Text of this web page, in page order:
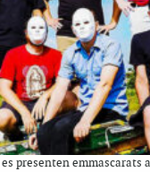
presenten emmascarats